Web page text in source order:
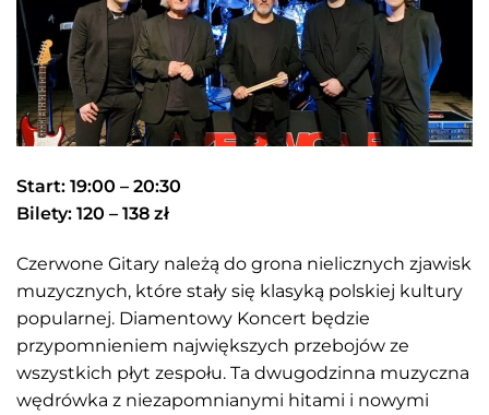
Start: 19:00 – 20:30
Bilety: 120 – 138 zł
Czerwone Gitary należą do grona nielicznych zjawisk
muzycznych, które stały się klasyką polskiej kultury
popularnej. Diamentowy Koncert będzie
przypomnieniem największych przebojów ze
wszystkich płyt zespołu. Ta dwugodzinna muzyczna
wędrówka z niezapomnianymi hitami i nowymi